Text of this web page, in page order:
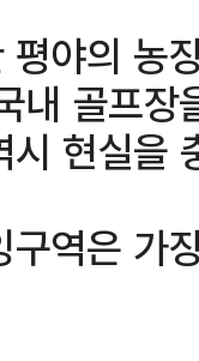
야의 농
내 골프
현실을
역은 가